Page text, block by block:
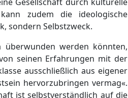
zudem die ideologische
sondern Selbstzweck.
überwunden werden könnten,
seinen Erfahrungen mit der
ausschließlich aus eigener
hervorzubringen vermag«.
ist selbstverständlich auf die